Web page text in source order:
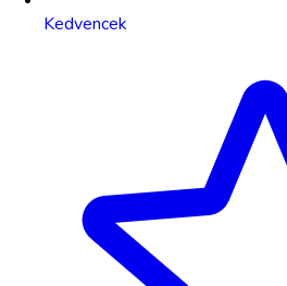
Kedvencek